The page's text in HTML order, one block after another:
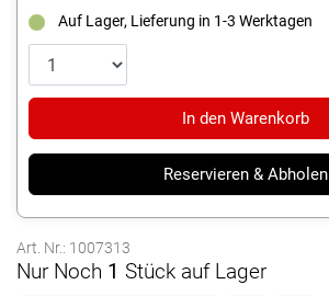
Auf Lager, Lieferung in 1-3 Werktagen
In den Warenkorb
Reservieren & Abholen
Art. Nr.: 1007313
Nur Noch 1 Stück auf Lager